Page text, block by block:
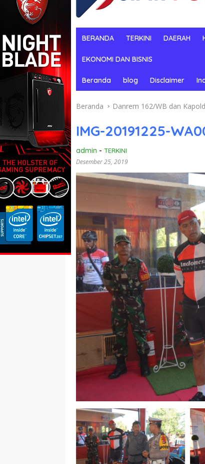
BERANDA TERKINI DAERAH
EKONOMI DAN BISNIS
Beranda blog Disclaimer
Beranda Danrem 162/WB dan
IMG-20191225-
admin - TERKINI
Desember 25, 2019